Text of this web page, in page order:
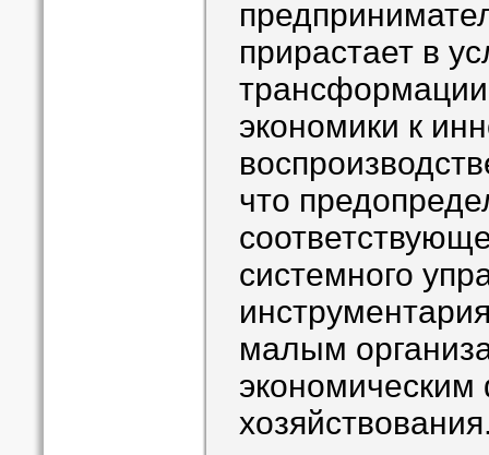
прирастает в
экономики к
что
системного
малым